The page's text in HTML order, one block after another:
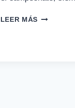
LEER MÁS NUEVAS